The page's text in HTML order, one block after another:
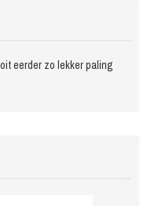
eerder zo lekker paling